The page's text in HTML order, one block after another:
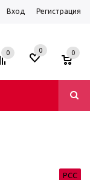
Вход Регистрация
0 0 0
РСС